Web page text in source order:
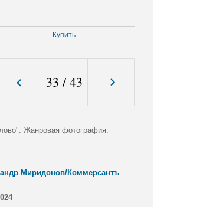
Купить
33 /43
Жанровая фотография.
Миридонов/Коммерсантъ